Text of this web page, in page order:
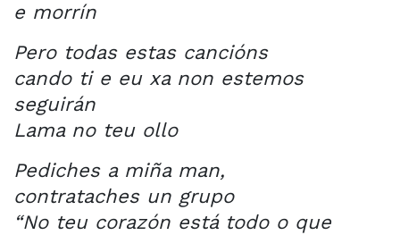
e morrín
Pero todas estas cancións
cando ti e eu xa non estemos
seguirán
Lama no teu ollo
Pediches a miña man,
contrataches un grupo
“No teu corazón está todo o que